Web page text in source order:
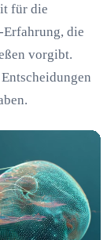
für die
Erfahrung, die
vorgibt.